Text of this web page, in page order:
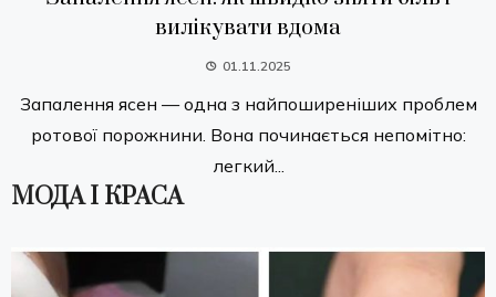
вилікувати вдома
01.11.2025
Запалення ясен — одна з найпоширеніших проблем
ротової порожнини. Вона починається непомітно:
легкий...
МОДА І КРАСА